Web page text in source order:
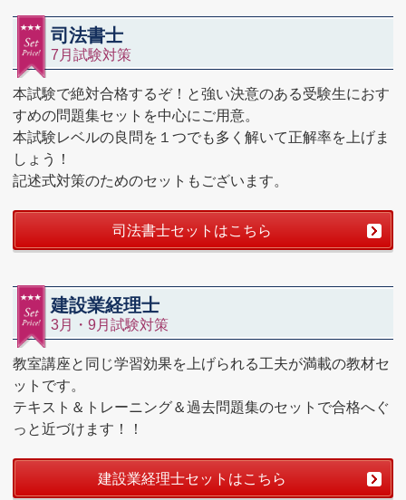
司法書士
7月試験対策
本試験で絶対合格するぞ！と強い決意のある受験生におす
すめの問題集セットを中心にご用意。
本試験レベルの良問を１つでも多く解いて正解率を上げま
しょう！
記述式対策のためのセットもございます。
司法書士セットはこちら
建設業経理士
3月・9月試験対策
教室講座と同じ学習効果を上げられる工夫が満載の教材セ
ットです。
テキスト＆トレーニング＆過去問題集のセットで合格へぐ
っと近づけます！！
建設業経理士セットはこちら